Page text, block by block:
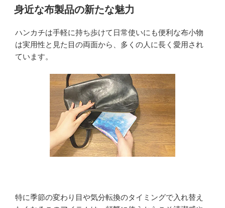
稿
日:
身近な布製品の新たな魅力
ハンカチは手軽に持ち歩けて日常使いにも便利な布小物
は実用性と見た目の両面から、多くの人に長く愛用され
ています。
特に季節の変わり目や気分転換のタイミングで入れ替え